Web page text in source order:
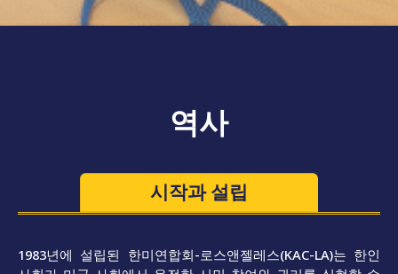
역사
시작과 설립
1983년에 설립된 한미연합회-로스앤젤레스(KAC-LA)는 한인